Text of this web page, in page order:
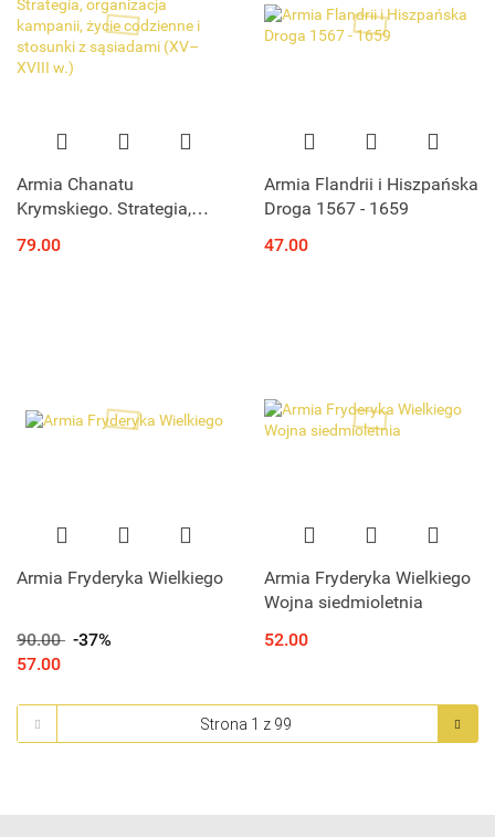
Armia Chanatu
Krymskiego. Strategia,
życie codzienne i stosunki
79.00
Armia Flandrii i Hiszpańska
Droga 1567 - 1659
47.00
Armia Fryderyka Wielkiego
90.00 -37%
57.00
Armia Fryderyka Wielkiego
Wojna siedmioletnia
52.00